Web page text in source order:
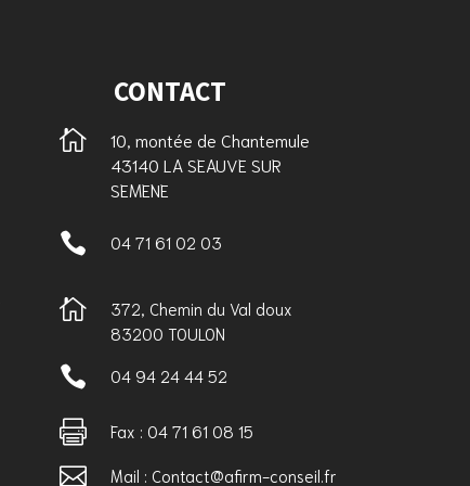
CONTACT

10, montée de Chantemule
43140 LA SEAUVE SUR
SEMENE
 04 71 61 02 03

372, Chemin du Val doux
83200 TOULON
 04 94 24 44 52
 Fax : 04 71 61 08 15
 Mail : Contact@afirm-conseil.fr